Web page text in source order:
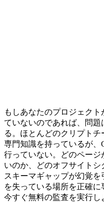
もしあなたのプロジェク
ていないのであれば、問
る。ほとんどのクリプト
専門知識を持っているが、
行っていない。どのペー
いのか、どのオフサイト
スキーマギャップが幻覚
を失っている場所を正確に
今すぐ無料の監査を実行し